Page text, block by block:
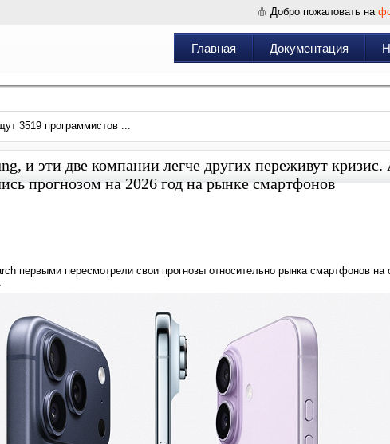
Добро пожаловать на
Главная Документация
3519 программистов ...
и эти две компании легче других переживут
прогнозом на 2026 год на рынке смартфонов
первыми пересмотрели свои прогнозы относительно рынка смартфонов